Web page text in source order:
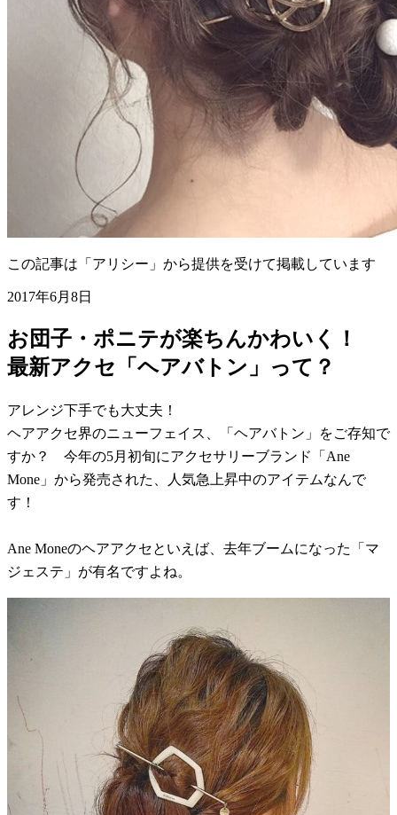
この記事は「アリシー」から提供を受けて掲載しています
2017年6月8日
お団子・ポニテが楽ちんかわいく！
最新アクセ「ヘアバトン」って？
アレンジ下手でも大丈夫！
ヘアアクセ界のニューフェイス、「ヘアバトン」をご存知で
すか？ 今年の5月初旬にアクセサリーブランド「Ane
Mone」から発売された、人気急上昇中のアイテムなんで
す！
Ane Moneのヘアアクセといえば、去年ブームになった「マ
ジェステ」が有名ですよね。